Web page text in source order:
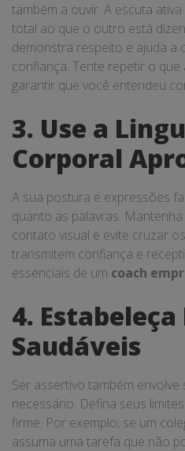
também a ouvir. A escuta
total ao que o outro está
demonstra respeito e ajuda a
confiança. Tente repetir o
garantir que você entendeu
3. Use a
Corporal
A sua postura e expressões
quanto as palavras.
contato visual e evite cruzar
transmitem confiança e
essenciais de um coach
4.
Saudáveis
Ser assertivo também
necessário. Defina seus
firme. Por exemplo, se um
assuma uma tarefa que não